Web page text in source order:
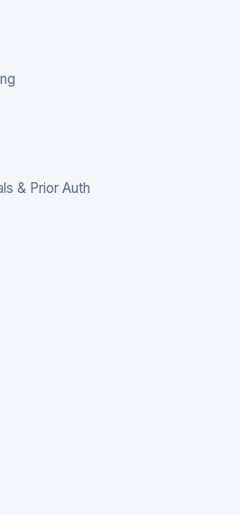
& Prior Auth